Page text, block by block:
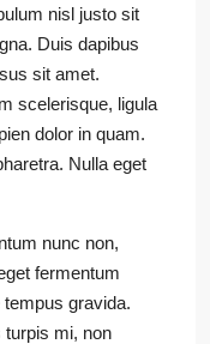
nisl justo sit
Duis dapibus
sit amet.
scelerisque, ligula
dolor in quam.
Nulla eget
nunc non,
fermentum
gravida.
turpis mi, non